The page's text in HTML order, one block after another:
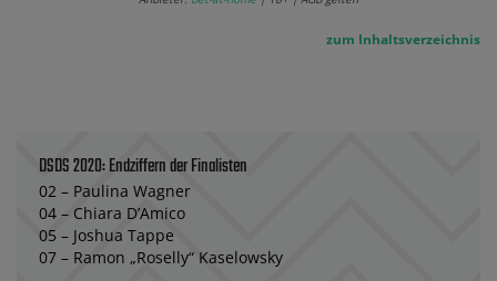
zum Inhaltsverzeichnis
DSDS 2020: Endziffern der Finalisten
02 – Paulina Wagner
04 – Chiara D’Amico
05 – Joshua Tappe
07 – Ramon „Roselly“ Kaselowsky